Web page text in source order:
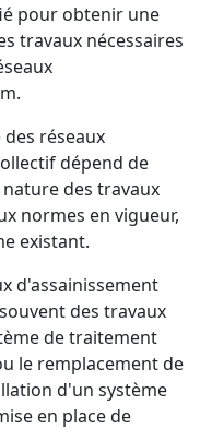
pour obtenir une
travaux nécessaires
réseaux
dépend de
des travaux
normes en vigueur,
existant.
d'assainissement
des travaux
de traitement
le remplacement de
d'un système
en place de